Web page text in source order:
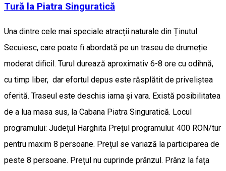
Tură la Piatra Singuratică
Una dintre cele mai speciale atracții naturale din Ținutul
Secuiesc, care poate fi abordată pe un traseu de drumeție
moderat dificil. Turul durează aproximativ 6-8 ore cu odihnă,
cu timp liber, dar efortul depus este răsplătit de priveliștea
oferită. Traseul este deschis iarna și vara. Există posibilitatea
de a lua masa sus, la Cabana Piatra Singuratică. Locul
programului: Județul Harghita Prețul programului: 400 RON/tur
pentru maxim 8 persoane. Prețul se variază la participarea de
peste 8 persoane. Prețul nu cuprinde prânzul. Prânz la fața